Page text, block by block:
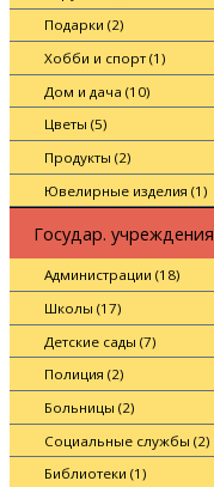
Подарки (2)
Хобби и спорт (1)
Дом и дача (10)
Цветы (5)
Продукты (2)
Ювелирные изделия (1)
Государ. учреждения
Администрации (18)
Школы (17)
Детские сады (7)
Полиция (2)
Больницы (2)
Социальные службы (2)
Библиотеки (1)